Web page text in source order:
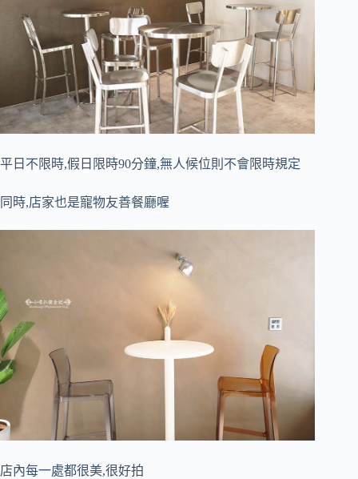
平日不限時,假日限時90分鐘,無人候位則不會限時規定
同時,店家也是寵物友善餐廳喔
店內每一處都很美,很好拍